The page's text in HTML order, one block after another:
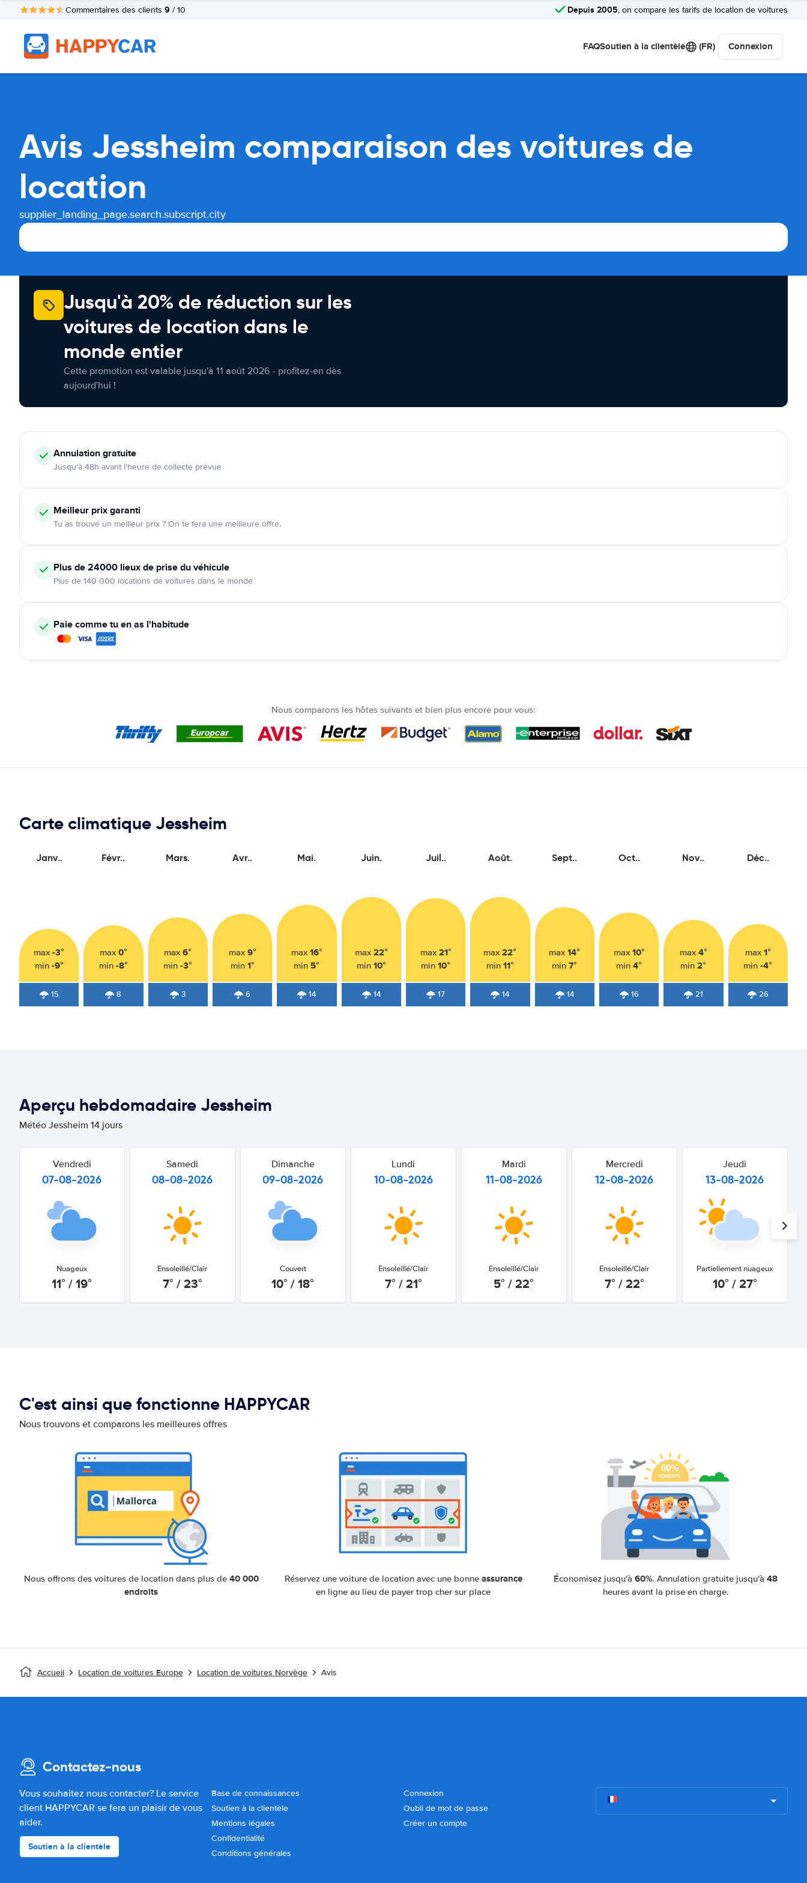
Commentaires des clients 9 / 10 Depuis 2005, on compare les tarifs de location de voitures
FAQSoutien à la clientèle (FR) Connexion
Avis Jessheim comparaison des voitures de
location
supplier_landing_page.search.subscript.city
Jusqu'à 20% de réduction sur les
voitures de location dans le
monde entier
Cette promotion est valable jusqu'à 11 août 2026 - profitez-en dès
aujourd'hui !
Annulationgratuite
Jusqu'à 48h avant l'heure de collecte prévue
Meilleur prix garanti
Tu as trouvé un meilleur prix ? On te fera une meilleure offre.
Plus de 24000 lieux de prise du véhicule
Plus de 140 000 locations de voitures dans le monde
Paie comme tu en as l'habitude
Nous comparons les hôtes suivants et bien plus encore pour vous:
Carte climatique Jessheim
Janv..
max-3°
min -9°
15
Févr..
max 0°
min -8°
8
Mars.
max6°
min-3°
3
Avr..
max 9°
min 1°
6
Mai.
max 16°
min 5°
14
Juin.
max 22°
min 10°
14
Juil..
max 21°
min10°
17
Août.
max22°
min 11°
14
Sept..
max14°
min7°
14
Oct..
max 10°
min4°
16
Nov..
max 4°
min2°
21
Déc..
max 1°
min-4°
26
Aperçu hebdomadaire Jessheim
Météo Jessheim 14 jours
Vendredi
07-08-2026
Nuageux
11° / 19°
Samedi
08-08-2026
Ensoleillé/Clair
7° / 23°
Dimanche
09-08-2026
Couvert
10° / 18°
Lundi
10-08-2026
Ensoleillé/Clair
7° / 21°
Mardi
11-08-2026
Ensoleillé/Clair
5° / 22°
Mercredi
12-08-2026
Ensoleillé/Clair
7° / 22°
Jeudi
13-08-2026
Partiellement nuageux
10° / 27°
C'est ainsi que fonctionne HAPPYCAR
Nous trouvons et comparons les meilleures offres
Nous offrons des voitures de location dans plus de 40 000
endroits
Réservez une voiture de location avec une bonne assurance
en ligne au lieu de payer trop cher sur place
Économisez jusqu'à60%. Annulation gratuite jusqu'à48
heures avant la prise en charge.
Accueil Location de voitures Europe Location de voitures Norvège Avis
Contactez-nous
Vous souhaitez nous contacter? Le service
client HAPPYCAR se fera un plaisir de vous
aider.
Soutien à la clientèle
Base de connaissances
Soutien à la clientèle
Mentions légales
Confidentialité
Conditions générales
Connexion
Oubli de mot de passe
Créer un compte